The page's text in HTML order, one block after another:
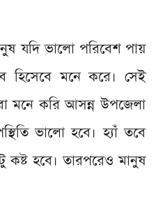
যদি ভালো পরিবেশ পায়
হিসেবে মনে করে। সেই
মনে করি আসন্ন উপজেলা
ভালো হবে। হ্যাঁ তবে
হবে। তারপরেও মানুষ